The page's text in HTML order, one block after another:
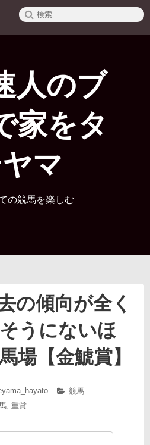
検
索:
人のブ
家をタ
マ
の競馬を楽しむ
の傾向が全く
うにないほ
場【金鯱賞】
カ
ー:
競馬
, 重賞